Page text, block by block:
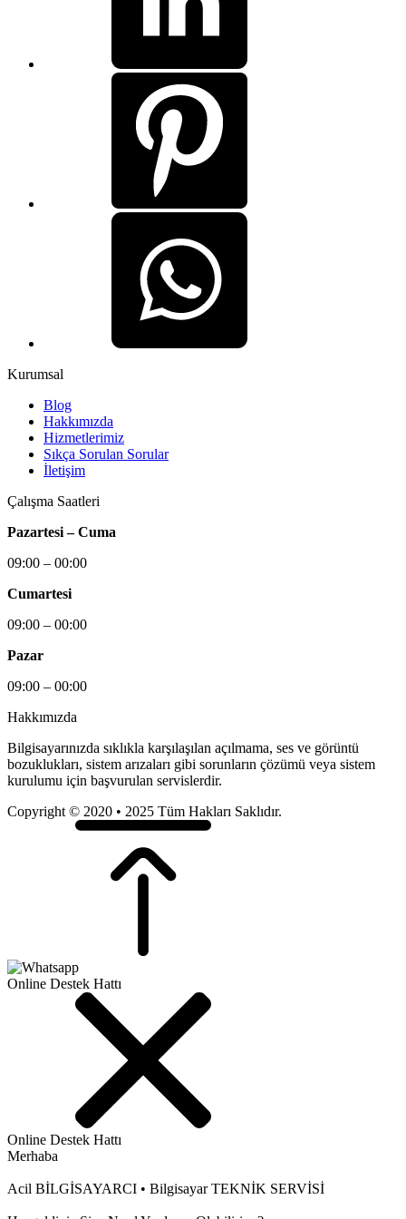
Kurumsal
Blog
Hakkımızda
Hizmetlerimiz
Sıkça Sorulan Sorular
İletişim
Çalışma Saatleri
Pazartesi – Cuma
09:00 – 00:00
Cumartesi
09:00 – 00:00
Pazar
09:00 – 00:00
Hakkımızda
Bilgisayarınızda sıklıkla karşılaşılan açılmama, ses ve görüntü
bozuklukları, sistem arızaları gibi sorunların çözümü veya sistem
kurulumu için başvurulan servislerdir.
Copyright © 2020 • 2025 Tüm Hakları Saklıdır.
Online Destek Hattı
Online Destek Hattı
Merhaba
Acil BİLGİSAYARCI • Bilgisayar TEKNİK SERVİSİ